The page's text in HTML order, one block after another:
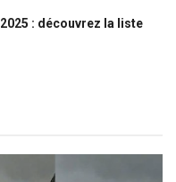
: découvrez la liste